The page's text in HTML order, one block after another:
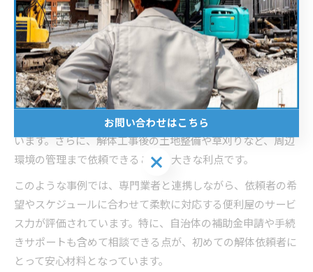
理と解体工事を同時に進めるケースでは、不用品の分別回収
から建物の解体、産業廃棄物の適正処理までワンストップで
対応する事例が増えています。
実際に、親の住んでいた一軒家を解体した方は「自分たちだ
けでは片付けられない量の遺品やゴミ屋敷状態でも、便利屋
スタッフが分別・運搬を一手に引き受けてくれた」と語って
います。さらに、解体工事後の土地整備や草刈りなど、周辺
環境の管理まで依頼できることも大きな利点です。
このような事例では、専門業者と連携しながら、依頼者の希
望やスケジュールに合わせて柔軟に対応する便利屋のサービ
ス力が評価されています。特に、自治体の補助金申請や手続
きサポートも含めて相談できる点が、初めての解体依頼者に
とって安心材料となっています。
お問い合わせはこちら
お問い合わせはこちら